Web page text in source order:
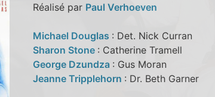
Réalisé par Paul Verhoeven
Michael Douglas : Det. Nick Curran
Sharon Stone : Catherine Tramell
George Dzundza : Gus Moran
Jeanne Tripplehorn : Dr. Beth Garner